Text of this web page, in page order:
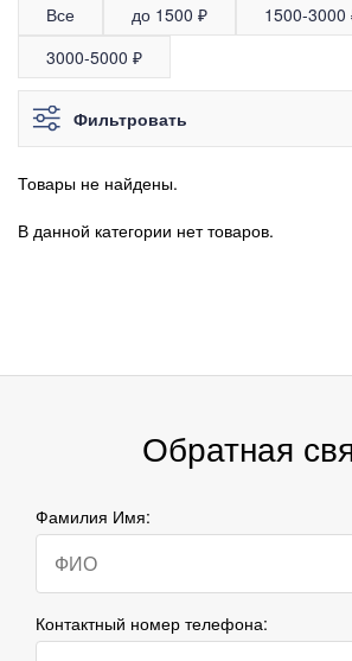
Все до 1500 ₽
1500-3000
3000-5000 ₽
Фильтровать
Товары не найдены.
В данной категории нет товаров.
Обратная
Фамилия Имя:
Контактный номер телефона: